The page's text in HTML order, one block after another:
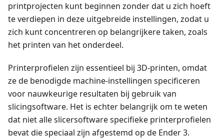
printprojecten kunt beginnen zonder dat u zich hoeft
te verdiepen in deze uitgebreide instellingen, zodat u
zich kunt concentreren op belangrijkere taken, zoals
het printen van het onderdeel.
Printerprofielen zijn essentieel bij 3D-printen, omdat
ze de benodigde machine-instellingen specificeren
voor nauwkeurige resultaten bij gebruik van
slicingsoftware. Het is echter belangrijk om te weten
dat niet alle slicersoftware specifieke printerprofielen
bevat die speciaal zijn afgestemd op de Ender 3.